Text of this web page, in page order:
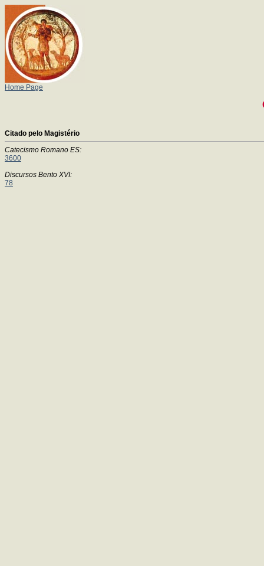
Home Page
Citado pelo Magistério
Catecismo Romano ES:
3600
Discursos Bento XVI:
78